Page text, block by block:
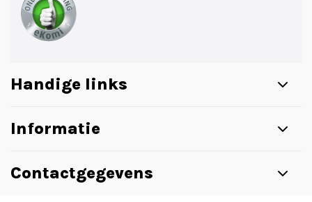
Handige links
Informatie
Contactgegevens